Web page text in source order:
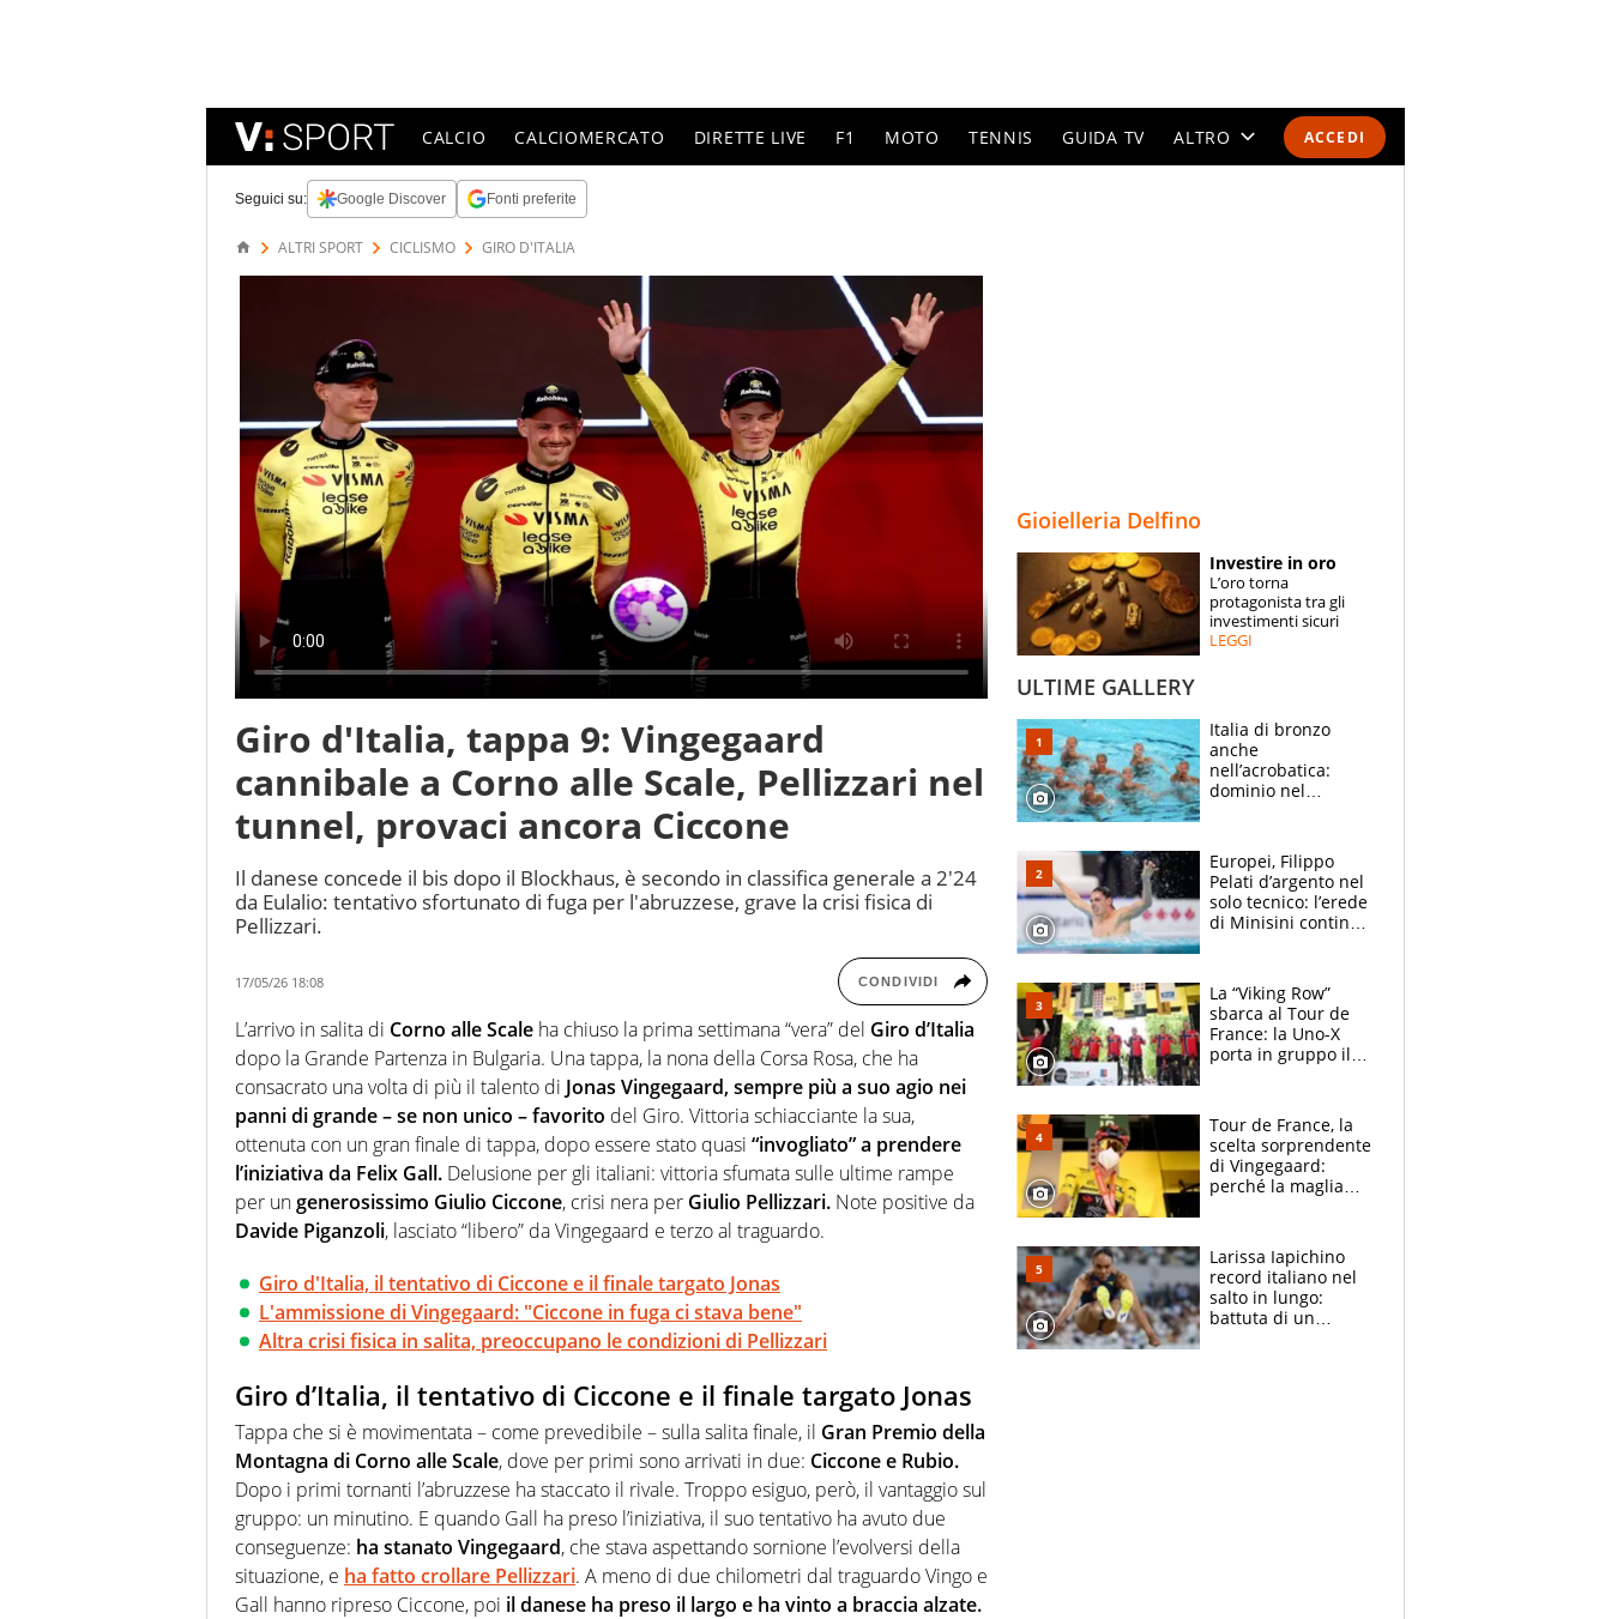
ACCEDI
CALCIO CALCIOMERCATO DIRETTE LIVE F1 MOTO TENNIS GUIDA TV ALTRO
SPECIALI
ESPERTI
Seguici su: Google Discover Fonti preferite
ALTRI SPORT CICLISMO GIRO D'ITALIA
Giro d'Italia, tappa 9: Vingegaard
cannibale a Corno alle Scale, Pellizzari nel
tunnel, provaci ancora Ciccone
Il danese concede il bis dopo il Blockhaus, è secondo in classifica generale a 2'24
da Eulalio: tentativo sfortunato di fuga per l'abruzzese, grave la crisi fisica di
Pellizzari.
17/05/26 18:08 CONDIVIDI
L’arrivo in salita di Corno alle Scale ha chiuso la prima settimana “vera” del Giro d’Italia
dopo la Grande Partenza in Bulgaria. Una tappa, la nona della Corsa Rosa, che ha
consacrato una volta di più il talento di Jonas Vingegaard, sempre più a suo agio nei
panni di grande – se non unico – favorito del Giro. Vittoria schiacciante la sua,
ottenuta con un gran finale di tappa, dopo essere stato quasi “invogliato” a prendere
l’iniziativa da Felix Gall. Delusione per gli italiani: vittoria sfumata sulle ultime rampe
per ungenerosissimo Giulio Ciccone, crisi nera per Giulio Pellizzari. Note positive da
Davide Piganzoli, lasciato “libero” da Vingegaard e terzo al traguardo.
Giro d'Italia, il tentativo di Ciccone e il finale targato Jonas
L'ammissione di Vingegaard: "Ciccone in fuga ci stava bene"
Altra crisi fisica in salita, preoccupano le condizioni di Pellizzari
Giro d’Italia, il tentativo di Ciccone e il finale targato Jonas
Tappa che si è movimentata – come prevedibile – sulla salita finale, il Gran Premio della
Montagna di Corno alle Scale, dove per primi sono arrivati in due: Ciccone e Rubio.
Dopo i primi tornanti l’abruzzese ha staccato il rivale. Troppo esiguo, però, il vantaggio sul
gruppo: un minutino. E quando Gall ha preso l’iniziativa, il suo tentativo ha avuto due
conseguenze: ha stanato Vingegaard, che stava aspettando sornione l’evolversi della
situazione, e ha fatto crollare Pellizzari. A meno di due chilometri dal traguardo Vingo e
Gall hanno ripreso Ciccone, poi il danese ha preso il largo e ha vinto a braccia alzate.
Gioielleria Delfino
Investire in oro
L’oro torna
protagonista tra gli
investimenti sicuri
LEGGI
ULTIME GALLERY
Italia di bronzo
anche
nell’acrobatica:
dominio nel
e compagni
continuare
Europei, Filippo
Pelati d’argento nel
solo tecnico: l’erede
di Minisini continua
mirino
La “Viking Row”
sbarca al Tour de
France: la Uno-X
porta in gruppo il
compagni
Tour de France, la
scelta sorprendente
di Vingegaard:
perché la maglia
rischio da evitare
Larissa Iapichino
record italiano nel
salto in lungo:
battuta di un